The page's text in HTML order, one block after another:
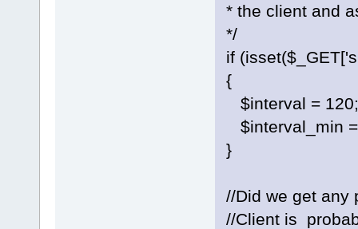
* the client and
*/
if
{
$interval = 120;
$interval_min
}
//Did we get any
//Client is